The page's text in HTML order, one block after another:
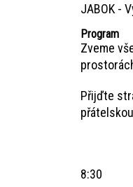
JABOK -
Program
Zveme
Přijďte
8:30